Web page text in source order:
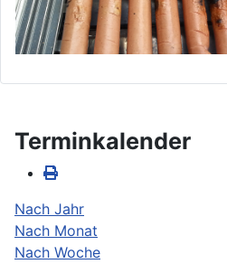
Terminkalender
Nach Jahr
Nach Monat
Nach Woche